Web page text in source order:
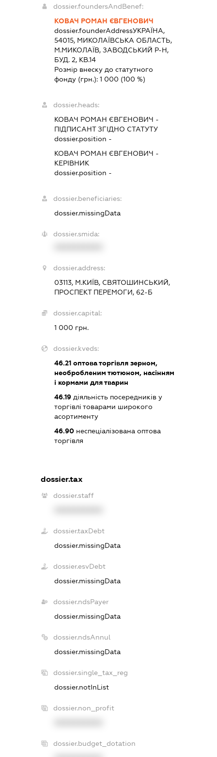
dossier.foundersAndBenef:
КОВАЧ РОМАН ЄВГЕНОВИЧ
dossier.founderAddressУКРАЇНА,
54015, МИКОЛАЇВСЬКА ОБЛАСТЬ,
М.МИКОЛАЇВ, ЗАВОДСЬКИЙ Р-Н,
БУД. 2, КВ.14
Розмір внеску до статутного
фонду (грн.): 1 000 (100 %)
dossier.heads:
КОВАЧ РОМАН ЄВГЕНОВИЧ -
ПІДПИСАНТЗГІДНО СТАТУТУ
dossier.position -
КОВАЧ РОМАН ЄВГЕНОВИЧ -
КЕРІВНИК
dossier.position -
dossier.beneficiaries:
dossier.missingData
dossier.smida:
dossier.address:
03113, М.КИЇВ, СВЯТОШИНСЬКИЙ,
ПРОСПЕКТ ПЕРЕМОГИ, 62-Б
dossier.capital:
1 000 грн.
dossier.kveds:
46.21оптова торгівля зерном,
необробленим тютюном, насінням
і кормами для тварин
46.19діяльність посередників у
торгівлі товарами широкого
асортименту
46.90неспеціалізована оптова
торгівля
dossier.tax
dossier.staff
dossier.taxDebt
dossier.missingData
dossier.esvDebt
dossier.missingData
dossier.ndsPayer
dossier.missingData
dossier.ndsAnnul
dossier.missingData
dossier.single_tax_reg
dossier.notInList
dossier.non_profit
dossier.budget_dotation